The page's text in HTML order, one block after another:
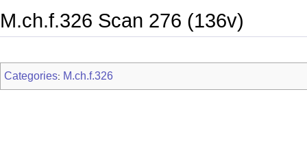
M.ch.f.326 Scan 276 (136v)
Categories: M.ch.f.326